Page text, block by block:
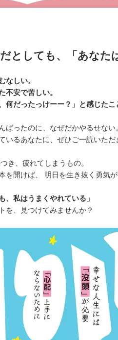
としても、「あなた
なしい。
不安で苦しい。
何だったっけーー？」と感じた
ばったのに、なぜだかやるせない
いるあなたに、ぜひご一読いただ
き、疲れてしまうもの。
を開けば、 明日を生き抜く勇気が
、私はうまくやれている」
を、見つけてみませんか？